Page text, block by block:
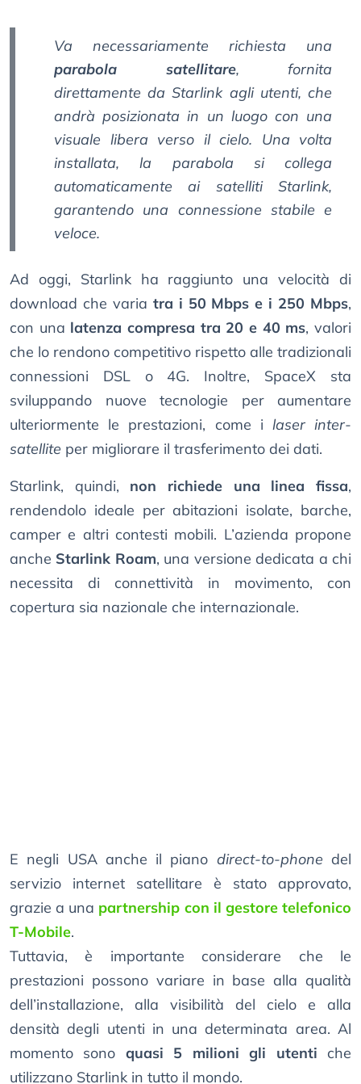
Va necessariamente richiesta una
parabola satellitare, fornita
direttamente da Starlink agli utenti, che
andrà posizionata in un luogo con una
visuale libera verso il cielo. Una volta
installata, la parabola si collega
automaticamente ai satelliti Starlink,
garantendo una connessione stabile e
veloce.
Ad oggi, Starlink ha raggiunto una velocità di
download che varia tra i 50 Mbps e i 250 Mbps,
con una latenza compresa tra 20 e 40 ms, valori
che lo rendono competitivo rispetto alle tradizionali
connessioni DSL o 4G. Inoltre, SpaceX sta
sviluppando nuove tecnologie per aumentare
ulteriormente le prestazioni, come i laser inter-
satellite per migliorare il trasferimento dei dati.
Starlink, quindi, non richiede una linea fissa,
rendendolo ideale per abitazioni isolate, barche,
camper e altri contesti mobili. L’azienda propone
anche Starlink Roam, una versione dedicata a chi
necessita di connettività in movimento, con
copertura sia nazionale che internazionale.
E negli USA anche il piano direct-to-phone del
servizio internet satellitare è stato approvato,
grazie a una partnership con il gestore telefonico
T-Mobile.
Tuttavia, è importante considerare che le
prestazioni possono variare in base alla qualità
dell’installazione, alla visibilità del cielo e alla
densità degli utenti in una determinata area. Al
momento sono quasi 5 milioni gli utenti che
utilizzano Starlink in tutto il mondo.